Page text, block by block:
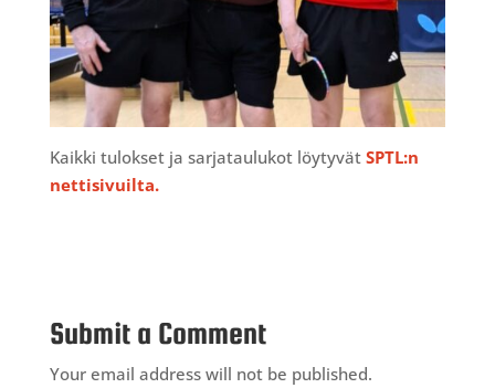
Kaikki tulokset ja sarjataulukot löytyvät SPTL:n
nettisivuilta.
Submit a Comment
Your email address will not be published.